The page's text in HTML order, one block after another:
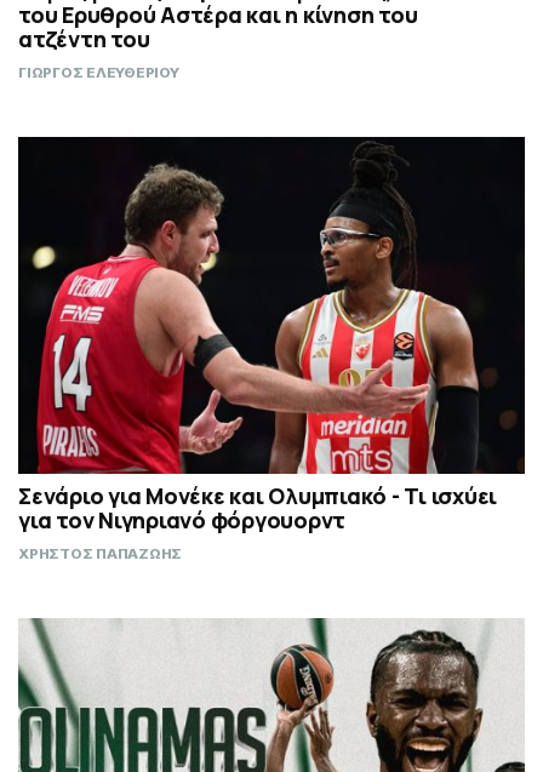
του Ερυθρού Αστέρα και η κίνηση του
ατζέντη του
ΓΙΩΡΓΟΣ ΕΛΕΥΘΕΡΙΟΥ
Σενάριο για Μονέκε και Ολυμπιακό - Τι ισχύει
για τον Νιγηριανό φόργουορντ
ΧΡΗΣΤΟΣ ΠΑΠΑΖΩΗΣ